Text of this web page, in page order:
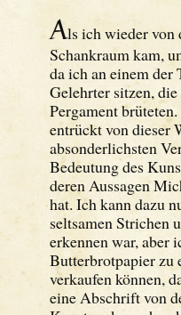
Als ich wieder von
Schankraum kam,
da ich an einem der
Gelehrter sitzen,
Pergament
entrückt von dieser
absonderlichsten
Bedeutung des
deren Aussagen
hat. Ich kann dazu
seltsamen Strichen
erkennen war, aber
Butterbrotpapier zu
verkaufen können,
eine Abschrift von